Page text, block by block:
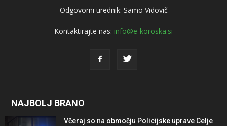
Odgovorni urednik: Samo Vidovič
Kontaktirajte nas: info@e-koroska.si
NAJBOLJ BRANO
Včeraj so na območju Policijske uprave Celje